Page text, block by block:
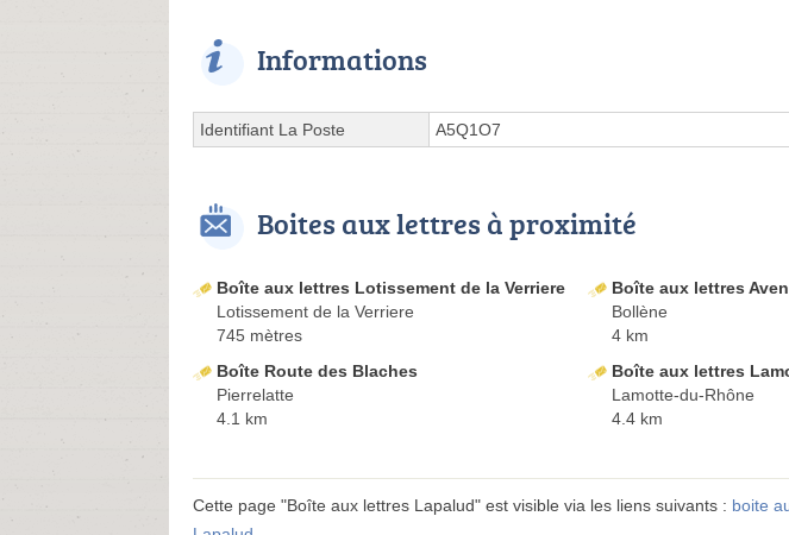
Informations
Identifiant La Poste A5Q1O7
Boites aux lettres à proximité
Boîte aux lettres Lotissement de la Verriere
Lotissement de la Verriere
745 mètres
Boîte aux lettres
Bollène
4 km
Boîte Route des Blaches
Pierrelatte
4.1 km
Boîte aux lettres
Lamotte-du-Rhône
4.4 km
Cette page "Boîte aux lettres Lapalud" est visible via les liens suivants : boite